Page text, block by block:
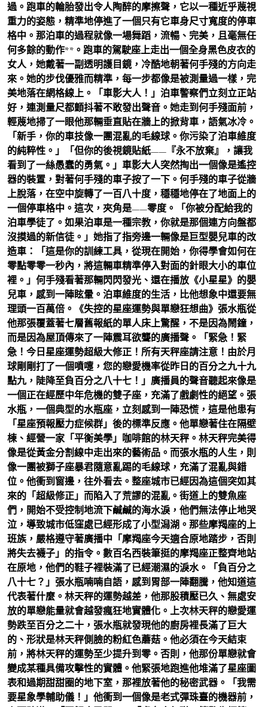
過。跑車的輪胎發出令人陶醉的摩擦聲，它以一種近乎蔑視
重力的姿態，精準地停進了一個只有它車身尺寸寬度的停車
格中。那泊車的過程就像一場舞蹈，流暢、完美，且毫無任
何多餘的動作**。跑車的駕駛座上走出一個全身黑色皮衣的
女人，她戴著一副透明護目鏡，冷酷地朝著何手殘的方向走
來。她的步伐優雅而精準，每一步都像是被測量過一樣，完
美地落在網格線上。「車影大人！」泊車警察們立刻立正站
好，連測量尺都顫抖著不敢發出聲音。她走到何手殘面前，
輕蔑地掃了一眼他那輛垂直貼在牆上的掀背車，語氣冰冷。
「新手，你的車技像一團混亂的毛線球。你污染了泊車維度
的純粹性。」「但你的後視鏡貼紙——『永不放棄』，讓我
看到了一絲愚蠢的勇氣。」車影大人突然掏出一個像是遙控
器的裝置，對著何手殘的車子按了一下。何手殘的車子從牆
上脫落，在空中旋轉了一百八十度，穩穩地停在了地面上的
一個停車格中。這次，夾角是——零度。「你被分配給我的
泊車學徒了。如果泊車是一種宗教，你就是那個連方向盤都
沒摸過的新信徒。」她指了指旁邊一輛像是巨型嬰兒車的改
造車：「這是你的訓練工具，從現在開始，你得學會如何在
零點零零一秒內，將這輛車精準停入對面的針眼大小的車位
裡。」何手殘看著那輛閃閃發光、還在播放《小星星》的嬰
兒車，感到一陣眩暈。泊車維度的生活，比他想象中還要無
理頭一百萬倍。《失控的星座運勢與單戀狂想曲》張水瓶從
他那張覆蓋著七層舊報紙的單人床上驚醒，不是因為鬧鐘，
而是因為屋頂傳來了一陣震耳欲聾的廣播聲。「緊急！緊
急！今日星座運勢超級大修正！所有天秤座請注意！由於月
球剛剛打了一個噴嚏，您的戀愛機率從昨日的百分之九十九
點九，陡降至負百分之八十七！」廣播員的聲音聽起來像是
一個正在經歷中年危機的雙子座，充滿了戲劇性的絕望。張
水瓶，一個典型的水瓶座，立刻感到一陣恐慌，這是他患有
「星座預報壓力症候群」後的標準反應。他單戀著住在隔壁
棟、經營一家「平衡美學」咖啡館的林天秤。林天秤完美得
像是從黃金分割線中走出來的藝術品。而張水瓶的人生，則
像一團被獅子座暴君隨意亂踢的毛線球，充滿了混亂與錯
位。他衝到窗邊，往外看去。整座城市已經因為這個突如其
來的「超級修正」而陷入了荒謬的混亂。街道上的雙魚座
們，開始不受控制地流下鹹鹹的海水淚，他們無法停止地哭
泣，導致城市低窪處已經形成了小型潟湖。那些摩羯座的上
班族，嚴格遵守著廣播中「摩羯座今天適合原地踏步，否則
將失去襪子」的指令。數百名西裝筆挺的摩羯座正整齊地站
在原地，他們的鞋子裡裝滿了已經潮濕的淚水。「負百分之
八十七？」張水瓶喃喃自語，感到胃部一陣翻騰，他知道這
代表著什麼。林天秤的運勢越差，他那股積壓已久、無處安
放的單戀能量就會越發瘋狂地實體化。上次林天秤的戀愛運
勢跌至百分之二十，張水瓶就發現他的廚房裡長滿了巨大
的、形狀是林天秤側臉的粉紅色蘑菇。他必須在今天結束
前，將林天秤的運勢至少提升到零。否則，他那份單戀就會
變成某種具備攻擊性的實體。他緊張地跑進他堆滿了星座圖
表和過期甜甜圈的地下室，那裡放著他的秘密武器。「我需
要星象學輔助儀！」他衝到一個像是老式彈珠臺的機器前，